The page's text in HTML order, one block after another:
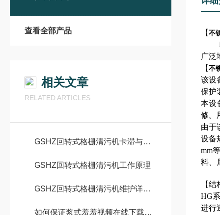
查看全部产品
相关文章
RELATED ARTICLES
GSHZ回转式格栅清污机卡滞与链条跳齿问题的成因及解决方案
GSHZ回转式格栅清污机工作原理
GSHZ回转式格栅清污机维护详细说明介绍
如何保证浆式羞羞视频在线下载的使用？
【不
HG
广泛
【不
该设
保护
本设
修。
由于
设备
mm
料、
【
HG
进行